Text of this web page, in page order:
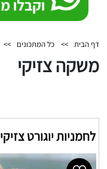
דף הבית >> כל המתכונים >>
משקה צזיקי
לחמניות יוגורט צזיקי